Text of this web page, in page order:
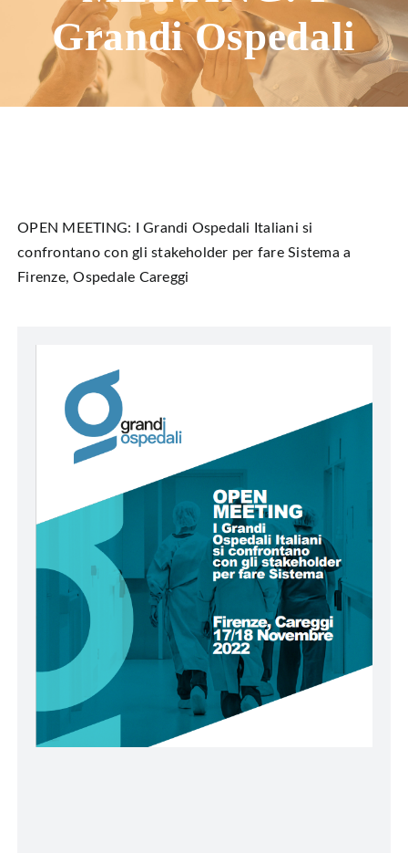
NEWS & EVENTI
CHI SIAMO
DIVENTA SOCIO
Grandi Ospedali
OPEN MEETING: I Grandi Ospedali Italiani si
confrontano con gli stakeholder per fare Sistema a
Firenze, Ospedale Careggi